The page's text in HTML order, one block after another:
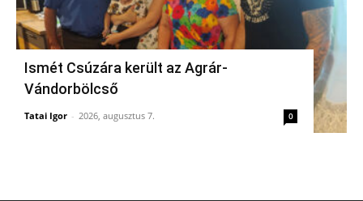
Ismét Csúzára került az Agrár-
Vándorbölcső
Tatai Igor - 2026, augusztus 7. 0